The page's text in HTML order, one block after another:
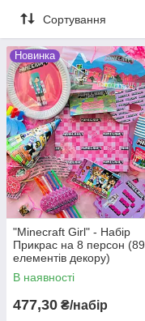
Сортування
Новинка
"Minecraft Girl" - Набір
Прикрас на 8 персон (89
елементів декору)
В наявності
477,30 ₴/набір